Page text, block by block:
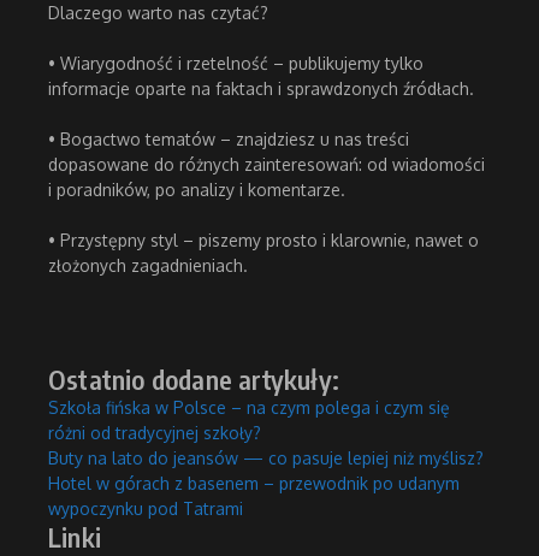
Dlaczego warto nas czytać?
• Wiarygodność i rzetelność – publikujemy tylko
informacje oparte na faktach i sprawdzonych źródłach.
• Bogactwo tematów – znajdziesz u nas treści
dopasowane do różnych zainteresowań: od wiadomości
i poradników, po analizy i komentarze.
• Przystępny styl – piszemy prosto i klarownie, nawet o
złożonych zagadnieniach.
Ostatnio dodane artykuły:
Szkoła fińska w Polsce – na czym polega i czym się
różni od tradycyjnej szkoły?
Buty na lato do jeansów — co pasuje lepiej niż myślisz?
Hotel w górach z basenem – przewodnik po udanym
wypoczynku pod Tatrami
Linki